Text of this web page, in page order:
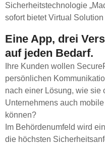
Sicherheitstechnologie
sofort bietet Virtual
Eine App, drei
auf jeden Bedarf.
Ihre Kunden wollen
persönlichen
nach einer Lösung, wie sie
Unternehmens auch
können?
Im Behördenumfeld wird
die höchsten